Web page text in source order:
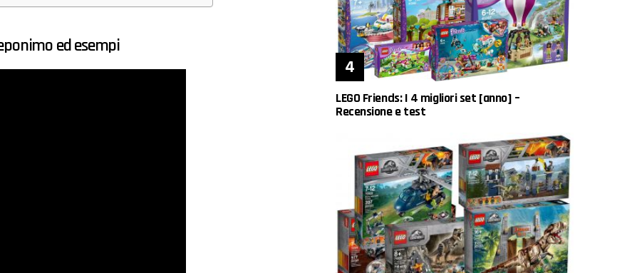
ed esempi
LEGO Friends: I 4 migliori set [anno] –
Recensione e test